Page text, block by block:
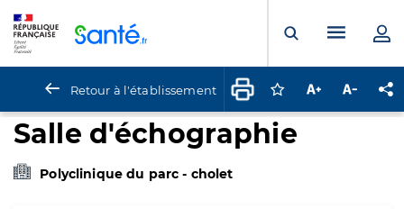
Ouvrir laMenu
Retour à l'établissement Connectez-vous
Augmenter la
Salle d'échographie
Polyclinique du parc - cholet